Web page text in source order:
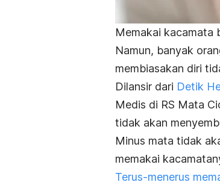
Memakai kacamata
Namun, banyak
membiasakan diri
Dilansir dari Detik
Medis di RS Mata
tidak akan
Minus mata tidak
memakai
Terus-menerus